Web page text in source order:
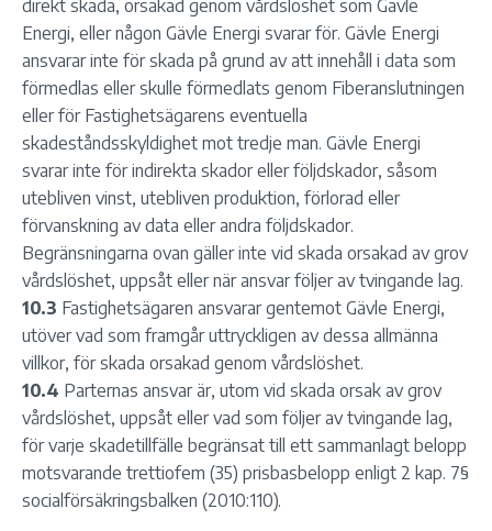
direkt skada, orsakad genom vårdslöshet som Gävle
Energi, eller någon Gävle Energi svarar för. Gävle Energi
ansvarar inte för skada på grund av att innehåll i data som
förmedlas eller skulle förmedlats genom Fiberanslutningen
eller för Fastighetsägarens eventuella
skadeståndsskyldighet mot tredje man. Gävle Energi
svarar inte för indirekta skador eller följdskador, såsom
utebliven vinst, utebliven produktion, förlorad eller
förvanskning av data eller andra följdskador.
Begränsningarna ovan gäller inte vid skada orsakad av grov
vårdslöshet, uppsåt eller när ansvar följer av tvingande lag.
10.3 Fastighetsägaren ansvarar gentemot Gävle Energi,
utöver vad som framgår uttryckligen av dessa allmänna
villkor, för skada orsakad genom vårdslöshet.
10.4 Parternas ansvar är, utom vid skada orsak av grov
vårdslöshet, uppsåt eller vad som följer av tvingande lag,
för varje skadetillfälle begränsat till ett sammanlagt belopp
motsvarande trettiofem (35) prisbasbelopp enligt 2 kap. 7§
socialförsäkringsbalken (2010:110).